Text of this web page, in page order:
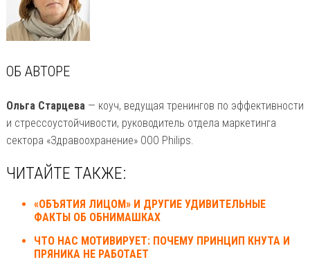
ОБ АВТОРЕ
Ольга Старцева— коуч, ведущая тренингов по эффективности
и стрессоустойчивости, руководитель отдела маркетинга
сектора «Здравоохранение» ООО Philips.
ЧИТАЙТЕ ТАКЖЕ:
«ОБЪЯТИЯ ЛИЦОМ» И ДРУГИЕ УДИВИТЕЛЬНЫЕ
ФАКТЫ ОБ ОБНИМАШКАХ
ЧТО НАС МОТИВИРУЕТ: ПОЧЕМУ ПРИНЦИП КНУТА И
ПРЯНИКА НЕ РАБОТАЕТ